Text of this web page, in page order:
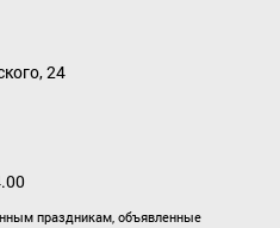
24
праздникам, объявленные